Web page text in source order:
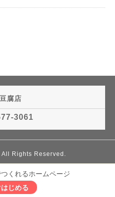
腐店
3061
All Rights Reserved.
くれるホームページ
じめる